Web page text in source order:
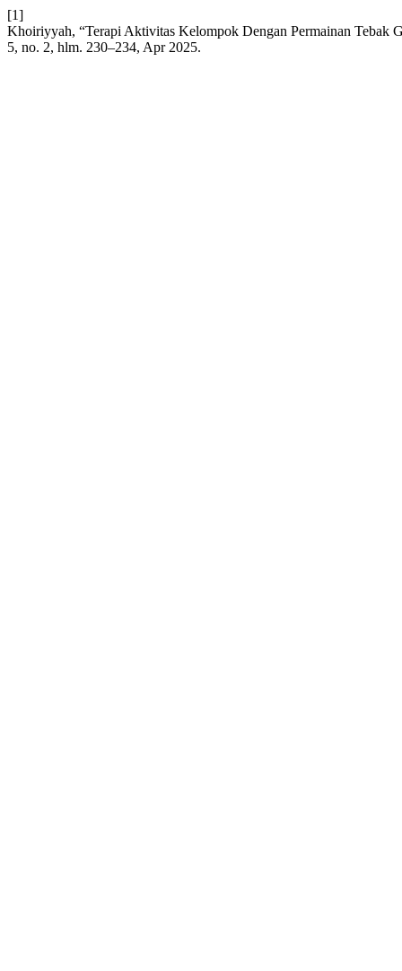
[1]
Khoiriyyah, “Terapi Aktivitas Kelompok Dengan Permainan Tebak
5, no. 2, hlm. 230–234, Apr 2025.